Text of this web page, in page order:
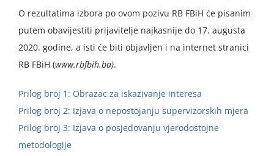
O rezultatima izbora po ovom pozivu RB FBiH će pisanim
putem obavijestiti prijavitelje najkasnije do 17. augusta
2020. godine, a isti će biti objavljen i na internet stranici
RB FBiH (www.rbfbih.ba).
Prilog broj 1: Obrazac za iskazivanje interesa
Prilog broj 2: Izjava o nepostojanju supervizorskih mjera
Prilog broj 3: Izjava o posjedovanju vjerodostojne
metodologije